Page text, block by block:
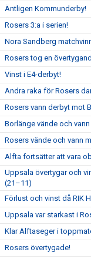
Äntligen Kommunderby!
Rosers 3:a i serien!
Nora Sandberg
Rosers tog en
Vinst i E4-derbyt!
Andra raka för Rosers
Rosers vann derbyt mot
Borlänge vände och
Rosers vände och vann
Alfta fortsätter att vara
Uppsala övertygar och
(21–11)
Förlust och vinst då RIK
Uppsala var starkast i
Klar Alftaseger i
Rosers övertygade!